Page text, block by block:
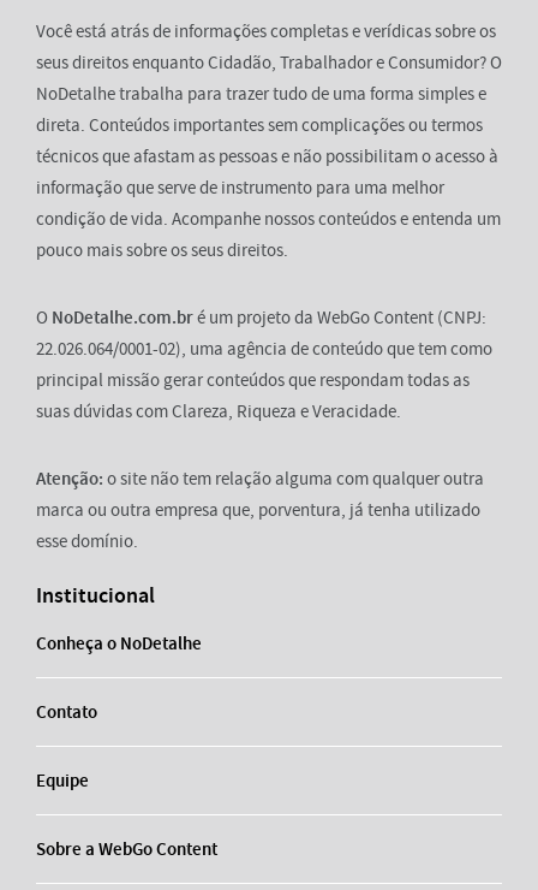
Você está atrás de informações completas e verídicas sobre os
seus direitos enquanto Cidadão, Trabalhador e Consumidor? O
NoDetalhe trabalha para trazer tudo de uma forma simples e
direta. Conteúdos importantes sem complicações ou termos
técnicos que afastam as pessoas e não possibilitam o acesso à
informação que serve de instrumento para uma melhor
condição de vida. Acompanhe nossos conteúdos e entenda um
pouco mais sobre os seus direitos.
O NoDetalhe.com.bré um projeto da WebGo Content (CNPJ:
22.026.064/0001-02), uma agência de conteúdo que tem como
principal missão gerar conteúdos que respondam todas as
suas dúvidas com Clareza, Riqueza e Veracidade.
Atenção: o site não tem relação alguma com qualquer outra
marca ou outra empresa que, porventura, já tenha utilizado
esse domínio.
Institucional
Conheça o NoDetalhe
Contato
Equipe
Sobre a WebGo Content